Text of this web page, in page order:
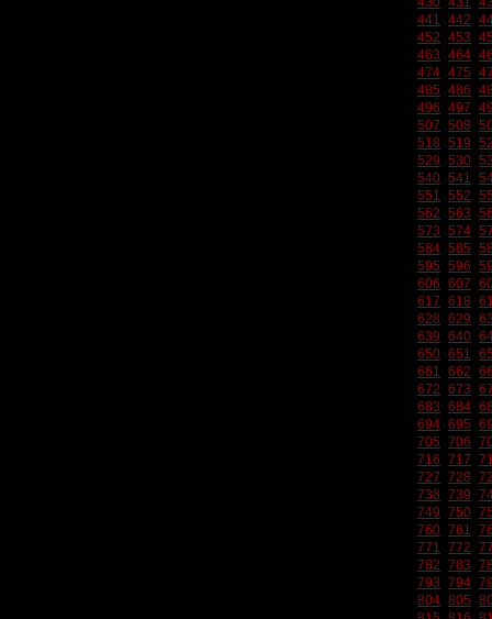
441 442
452 453
463 464
474 475
485 486
496 497
507 508
518 519
529 530
540 541
551 552
562 563
573 574
584 585
595 596
606 607
617 618
628 629
639 640
650 651
661 662
672 673
683 684
694 695
705 706
716 717
727 728
738 739
749 750
760 761
771 772
782 783
793 794
804 805